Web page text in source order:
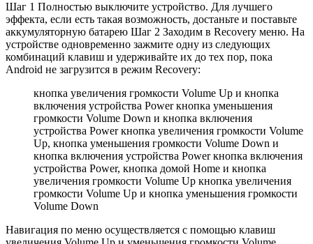
Шаг 1 Полностью выключите устройство. Для лучшего
эффекта, если есть такая возможность, достаньте и поставьте
аккумуляторную батарею Шаг 2 Заходим в Recovery меню. На
устройстве одновременно зажмите одну из следующих
комбинаций клавиш и удерживайте их до тех пор, пока
Android не загрузится в режим Recovery:
кнопка увеличения громкости Volume Up и кнопка
включения устройства Power кнопка уменьшения
громкости Volume Down и кнопка включения
устройства Power кнопка увеличения громкости Volume
Up, кнопка уменьшения громкости Volume Down и
кнопка включения устройства Power кнопка включения
устройства Power, кнопка домой Home и кнопка
увеличения громкости Volume Up кнопка увеличения
громкости Volume Up и кнопка уменьшения громкости
Volume Down
Навигация по меню осуществляется с помощью клавиш